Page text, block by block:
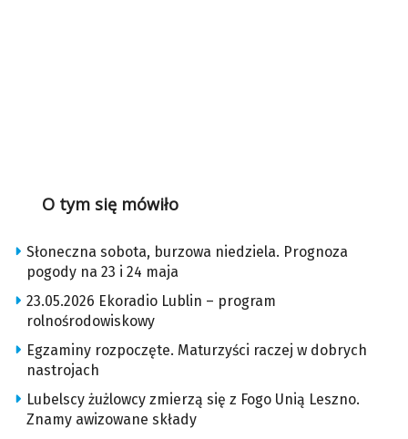
O tym się mówiło
Słoneczna sobota, burzowa niedziela. Prognoza
pogody na 23 i 24 maja
23.05.2026 Ekoradio Lublin – program
rolnośrodowiskowy
Egzaminy rozpoczęte. Maturzyści raczej w dobrych
nastrojach
Lubelscy żużlowcy zmierzą się z Fogo Unią Leszno.
Znamy awizowane składy